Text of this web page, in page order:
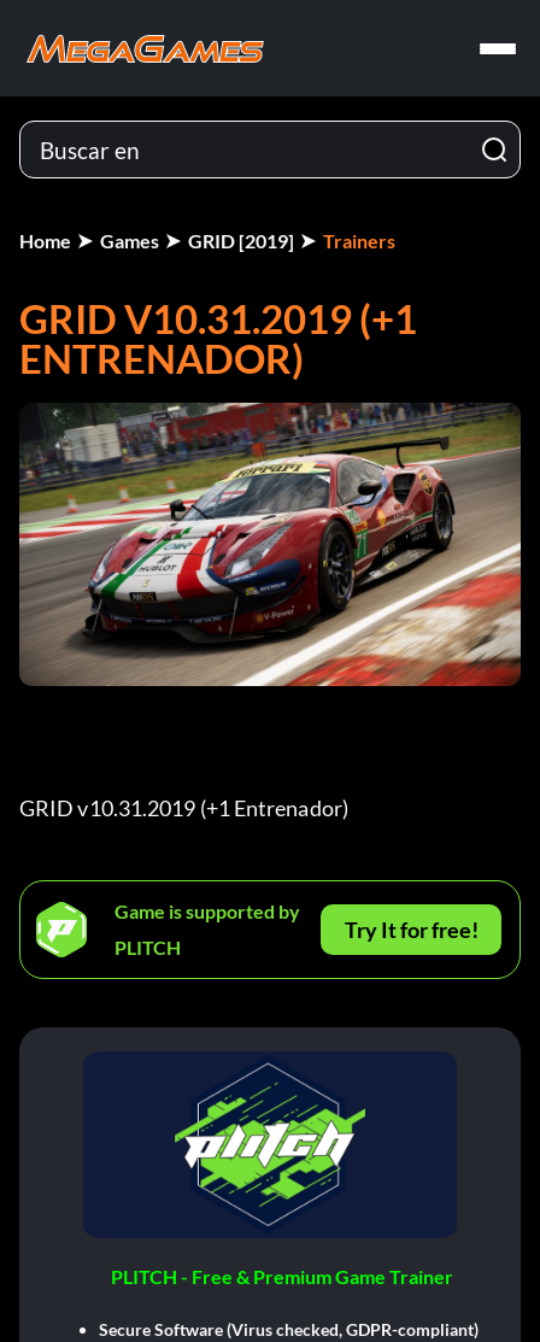
Home Games GRID [2019] Trainers
GRID V10.31.2019 (+1
ENTRENADOR)
GRID v10.31.2019 (+1 Entrenador)
Game is supported by
PLITCH
Try It for free!
PLITCH - Free & Premium Game Trainer
Secure Software (Virus checked, GDPR-compliant)